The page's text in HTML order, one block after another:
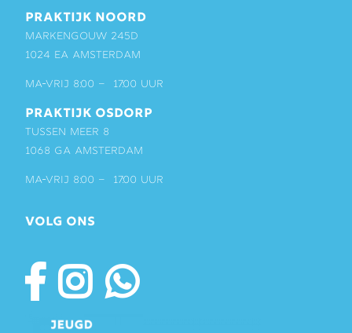
PRAKTIJK NOORD
Markengouw 245D
1024 EA Amsterdam
ma-vrij 8:00 – 17:00 uur
PRAKTIJK OSDORP
Tussen Meer 8
1068 GA Amsterdam
ma-vrij 8:00 – 17:00 uur
VOLG ONS